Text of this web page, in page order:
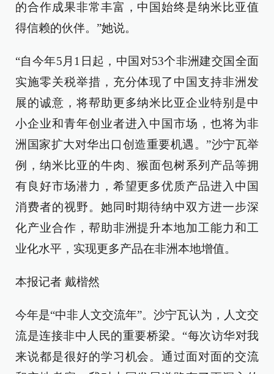
的合作成果非常丰富，中国始终是纳米比亚值
得信赖的伙伴。”她说。
“自今年5月1日起，中国对53个非洲建交国全面
实施零关税举措，充分体现了中国支持非洲发
展的诚意，将帮助更多纳米比亚企业特别是中
小企业和青年创业者进入中国市场，也将为非
洲国家扩大对华出口创造重要机遇。”沙宁瓦举
例，纳米比亚的牛肉、猴面包树系列产品等拥
有良好市场潜力，希望更多优质产品进入中国
消费者的视野。她同时期待纳中双方进一步深
化产业合作，帮助非洲提升本地加工能力和工
业化水平，实现更多产品在非洲本地增值。
本报记者 戴楷然
今年是“中非人文交流年”。沙宁瓦认为，人文交
流是连接非中人民的重要桥梁。“每次访华对我
来说都是很好的学习机会。通过面对面的交流